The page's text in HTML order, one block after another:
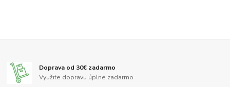
Doprava od 30€ zadarmo
Využite dopravu úplne zadarmo